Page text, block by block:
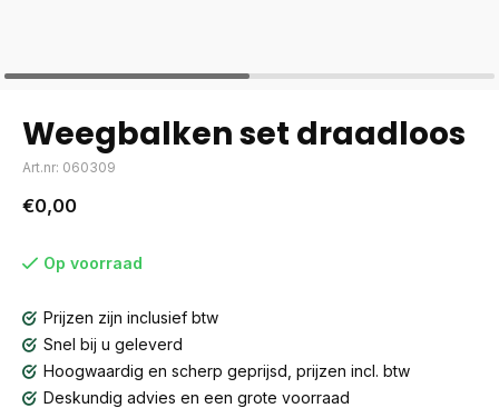
Weegbalken set draadloos
Art.nr: 060309
€0,00
Op voorraad
Prijzen zijn inclusief btw
Snel bij u geleverd
Hoogwaardig en scherp geprijsd, prijzen incl. btw
Deskundig advies en een grote voorraad